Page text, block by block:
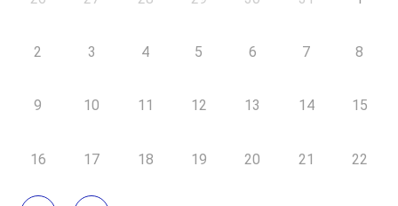
2 3 4 5 6 7 8
9 10 11 12 13 14 15
16 17 18 19 20 21 22